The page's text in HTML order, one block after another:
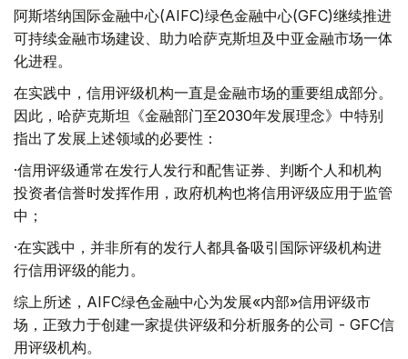
阿斯塔纳国际金融中心(AIFC)绿色金融中心(GFC)继续推进
可持续金融市场建设、助力哈萨克斯坦及中亚金融市场一体
化进程。
在实践中，信用评级机构一直是金融市场的重要组成部分。
因此，哈萨克斯坦《金融部门至2030年发展理念》中特别
指出了发展上述领域的必要性：
·信用评级通常在发行人发行和配售证券、判断个人和机构
投资者信誉时发挥作用，政府机构也将信用评级应用于监管
中；
·在实践中，并非所有的发行人都具备吸引国际评级机构进
行信用评级的能力。
综上所述，AIFC绿色金融中心为发展«内部»信用评级市
场，正致力于创建一家提供评级和分析服务的公司 - GFC信
用评级机构。